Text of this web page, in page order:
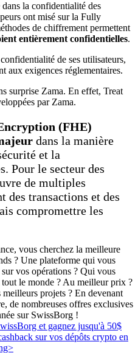
la confidentialité des
ont misé sur la Fully
de chiffrement permettent
entièrement confidentielles.
de ses utilisateurs,
aux exigences réglementaires.
surprise Zama. En effet, Treat
par Zama.
(FHE)
dans la manière
et la
Pour le secteur des
de multiples
des transactions et des
compromettre les
vous cherchez la meilleure
? Une plateforme qui vous
vos opérations ? Qui vous
le monde ? Au meilleur prix ?
projets ? En devenant
de nombreuses offres exclusives
sur SwissBorg !